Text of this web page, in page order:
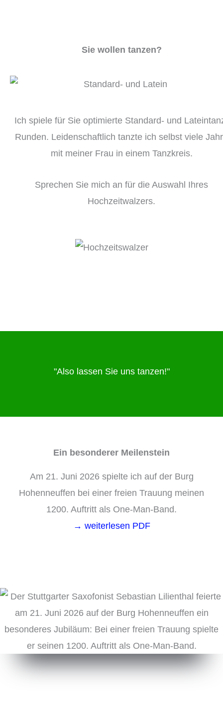
Sie wollen tanzen?
Ich spiele für Sie optimierte Standard- und
Runden. Leidenschaftlich tanzte ich selbst viele
mit meiner Frau in einem Tanzkreis.
Sprechen Sie mich an für die Auswahl Ihres
Hochzeitwalzers.
"Also lassen Sie uns tanzen!"
Ein besonderer Meilenstein
Am 21. Juni 2026 spielte ich auf der Burg
Hohenneuffen bei einer freien Trauung meinen
1200. Auftritt als One-Man-Band.
→ weiterlesen PDF